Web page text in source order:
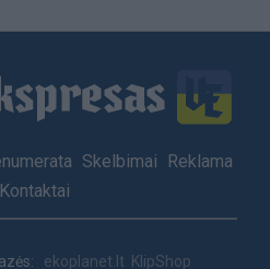
Skelbimai
Reklama
Kontaktai
ekoplanet.lt KlipShop